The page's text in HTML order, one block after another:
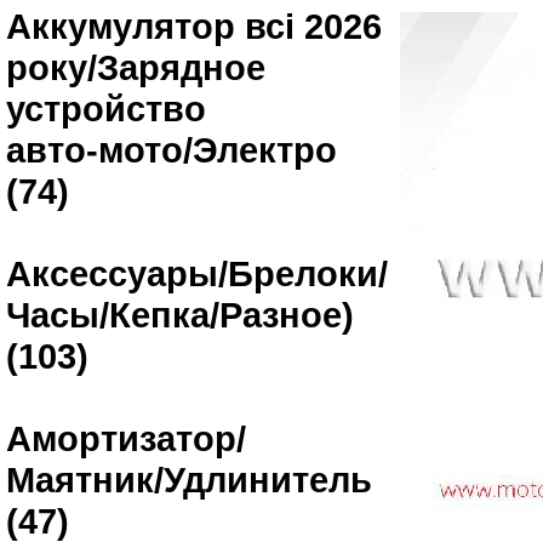
Аккумулятор всі 2026
року/Зарядное
устройство
авто-мото/Электро
(74)
Аксессуары/Брелоки/
Часы/Кепка/Разное)
(103)
Амортизатор/
Маятник/Удлинитель
(47)